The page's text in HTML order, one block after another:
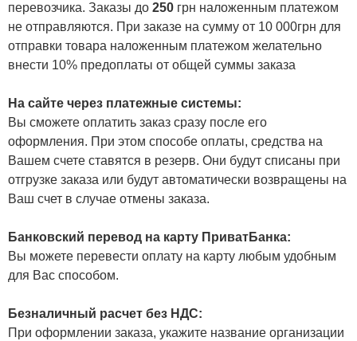
перевозчика. Заказы до 250 грн наложенным платежом
не отправляются. При заказе на сумму от 10 000грн для
отправки товара наложенным платежом желательно
внести 10% предоплаты от общей суммы заказа
На сайте через платежные системы:
Вы сможете оплатить заказ сразу после его
оформления. При этом способе оплаты, средства на
Вашем счете ставятся в резерв. Они будут списаны при
отгрузке заказа или будут автоматически возвращены на
Ваш счет в случае отмены заказа.
Банковский перевод на карту ПриватБанка:
Вы можете перевести оплату на карту любым удобным
для Вас способом.
Безналичный расчет без НДС:
При оформлении заказа, укажите название организации